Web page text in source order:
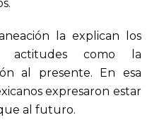
la explican los
actitudes como la
al presente. En esa
expresaron estar
al futuro.